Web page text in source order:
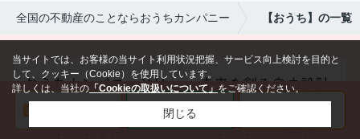
全国の不動産のことならおうちカンパニー 【おうち】の一覧
当サイトでは、お客様の当サイト利用状況把握、サービス向上検討を目的と
して、クッキー（Cookie）を使用しています。
詳しくは、当社の 「Cookieの取扱いについて」をご確認ください。
閉じる